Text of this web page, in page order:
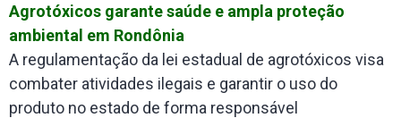
Agrotóxicos garante saúde e ampla proteção
ambiental em Rondônia
A regulamentação da lei estadual de agrotóxicos visa
combater atividades ilegais e garantir o uso do
produto no estado de forma responsável